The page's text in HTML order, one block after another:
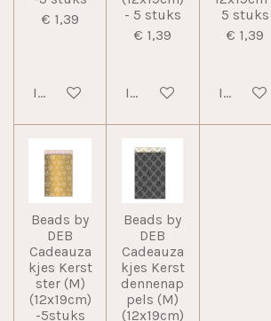
€ 1,39
In winkelwagen
- 5 stuks
€ 1,39
In winkelwagen
5 stuks
€ 1,39
In
Beads by
DEB
Cadeauza
kjes Kerst
ster (M)
(12x19cm)
-5stuks
Beads by
DEB
Cadeauza
kjes Kerst
dennenap
pels (M)
(12x19cm)